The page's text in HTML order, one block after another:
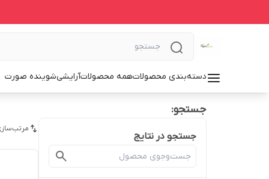
دسته‌بندی محصولاتهمه محصولاتآرایشیشوینده صورت
جستجو:
جستجو در نتایج